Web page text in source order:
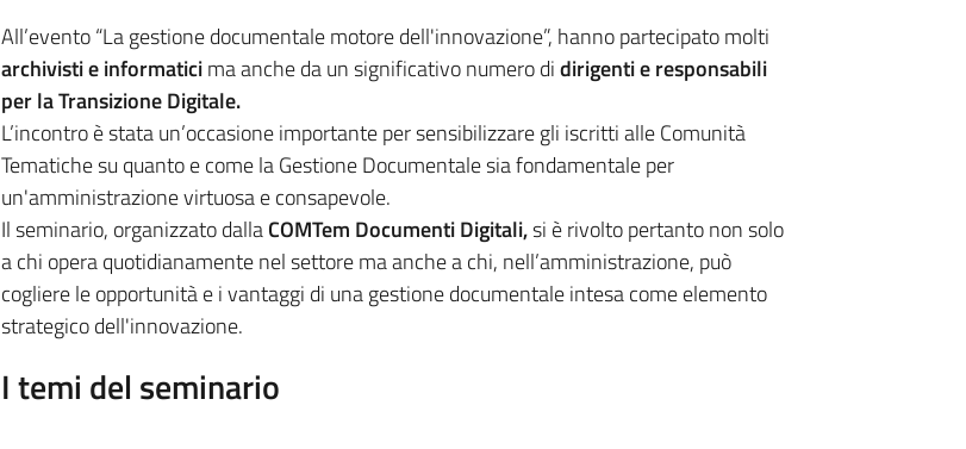
All’evento “La gestione documentale motore dell'innovazione”, hanno partecipato molti
archivisti e informaticima anche da un significativo numero didirigenti e responsabili
per la Transizione Digitale.
L’incontro è stata un’occasione importante per sensibilizzare gli iscritti alle Comunità
Tematiche su quanto e come la Gestione Documentale sia fondamentale per
un'amministrazione virtuosa e consapevole.
Il seminario, organizzato dallaCOMTem Documenti Digitali,si è rivolto pertanto non solo
a chi opera quotidianamente nel settore ma anche a chi, nell’amministrazione, può
cogliere le opportunità e i vantaggi di una gestione documentale intesa come elemento
strategico dell'innovazione.
I temi del seminario